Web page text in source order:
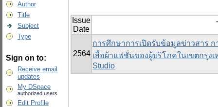
Author
Title
Subject
Type
Sign on to:
Receive email
updates
My DSpace
authorized users
Edit Profile
Issue
Date
2564
การศึกษาการเปิดรับข้อมูลข่าวสาร
เสื้อผ้าแฟชั่นของผู้บริโภคในเขตกรุง
Studio